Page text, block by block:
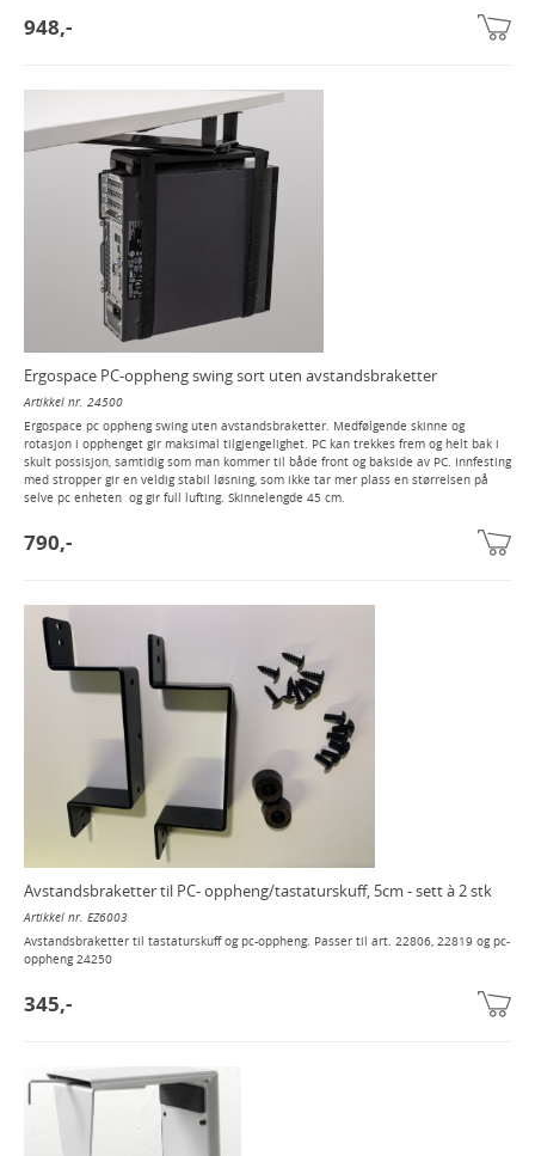
948,-
Ergospace PC-oppheng swing sort uten avstandsbraketter
Artikkel nr. 24500
Ergospace pc oppheng swing uten avstandsbraketter. Medfølgende skinne og
rotasjon i opphenget gir maksimal tilgjengelighet. PC kan trekkes frem og helt bak i
skult possisjon, samtidig som man kommer til både front og bakside av PC. Innfesting
med stropper gir en veldig stabil løsning, som ikke tar mer plass en størrelsen på
selve pc enheten og gir full lufting. Skinnelengde 45 cm.
790,-
Avstandsbraketter til PC- oppheng/tastaturskuff, 5cm - sett à 2 stk
Artikkel nr. EZ6003
Avstandsbraketter til tastaturskuff og pc-oppheng. Passer til art. 22806, 22819 og pc-
oppheng 24250
345,-